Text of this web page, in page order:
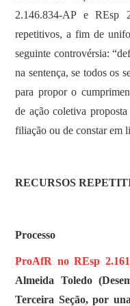
2.146.834-AP e REsp
repetitivos, a fim de
seguinte controvérsia:
na sentença, se todos os
para propor o
de ação coletiva
filiação ou de constar em
RECURSOS
Processo
ProAfR no REsp
Almeida Toledo
Terceira Seção, por